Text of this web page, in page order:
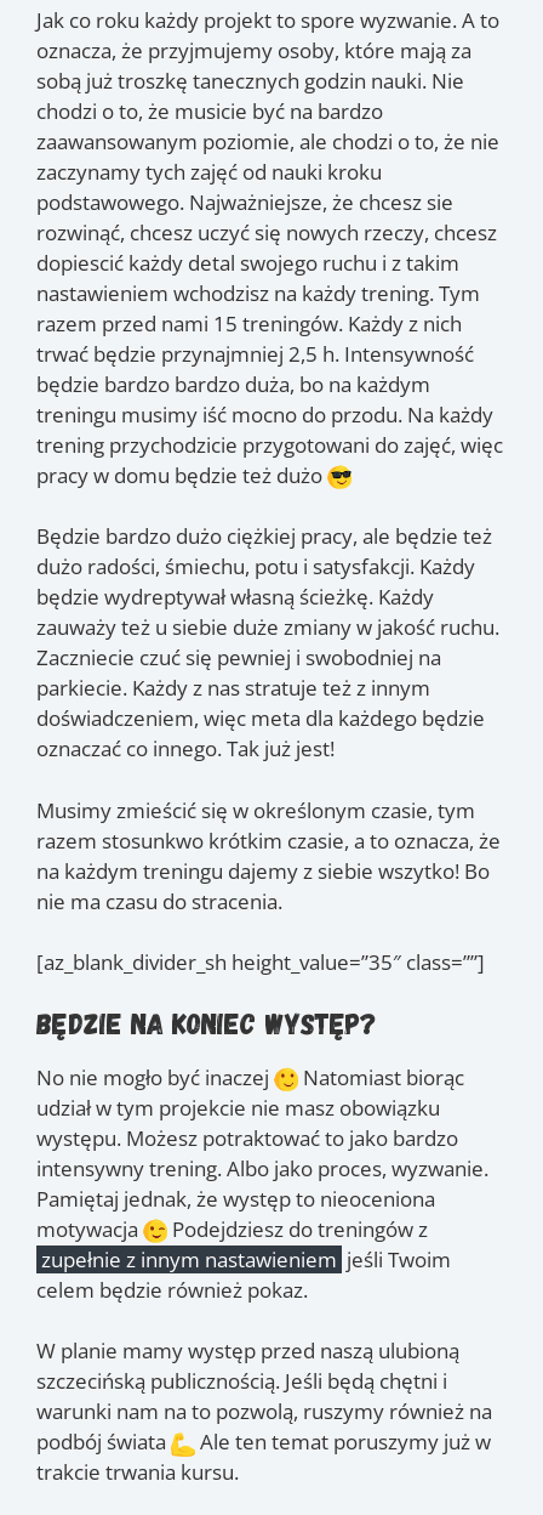
Jak co roku każdy projekt to spore wyzwanie. A to
oznacza, że przyjmujemy osoby, które mają za
sobą już troszkę tanecznych godzin nauki. Nie
chodzi o to, że musicie być na bardzo
zaawansowanym poziomie, ale chodzi o to, że nie
zaczynamy tych zajęć od nauki kroku
podstawowego. Najważniejsze, że chcesz sie
rozwinąć, chcesz uczyć się nowych rzeczy, chcesz
dopiescić każdy detal swojego ruchu i z takim
nastawieniem wchodzisz na każdy trening. Tym
razem przed nami 15 treningów. Każdy z nich
trwać będzie przynajmniej 2,5 h. Intensywność
będzie bardzo bardzo duża, bo na każdym
treningu musimy iść mocno do przodu. Na każdy
trening przychodzicie przygotowani do zajęć, więc
pracy w domu będzie też dużo
Będzie bardzo dużo ciężkiej pracy, ale będzie też
dużo radości, śmiechu, potu i satysfakcji. Każdy
będzie wydreptywał własną ścieżkę. Każdy
zauważy też u siebie duże zmiany w jakość ruchu.
Zaczniecie czuć się pewniej i swobodniej na
parkiecie. Każdy z nas stratuje też z innym
doświadczeniem, więc meta dla każdego będzie
oznaczać co innego. Tak już jest!
Musimy zmieścić się w określonym czasie, tym
razem stosunkwo krótkim czasie, a to oznacza, że
na każdym treningu dajemy z siebie wszytko! Bo
nie ma czasu do stracenia.
[az_blank_divider_sh height_value=”35″ class=””]
Będzie na koniec występ?
No nie mogło być inaczej
Natomiast biorąc
udział w tym projekcie nie masz obowiązku
występu. Możesz potraktować to jako bardzo
intensywny trening. Albo jako proces, wyzwanie.
Pamiętaj jednak, że występ to nieoceniona
motywacja
Podejdziesz do treningów z
zupełnie z innym nastawieniem jeśli Twoim
celem będzie również pokaz.
W planie mamy występ przed naszą ulubioną
szczecińską publicznością. Jeśli będą chętni i
warunki nam na to pozwolą, ruszymy również na
podbój świata
Ale ten temat poruszymy już w
trakcie trwania kursu.